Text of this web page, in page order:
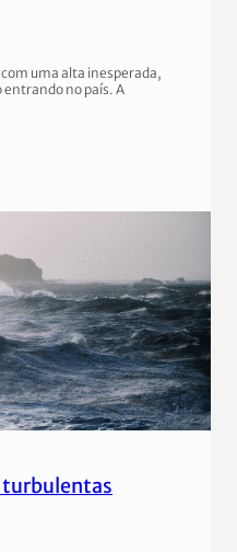
uma alta inesperada,
no país. A
turbulentas